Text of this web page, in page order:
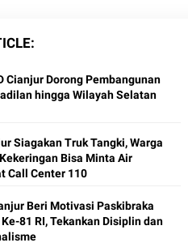
Cianjur Dorong Pembangunan
hingga Wilayah Selatan
Siagakan Truk Tangki, Warga
Bisa Minta Air
Call Center 110
Beri Motivasi Paskibraka
81 RI, Tekankan Disiplin dan